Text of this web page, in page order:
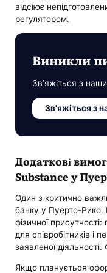
відсіює
регулятором.
Виникли
Зв’яжіться з
Зв'яжіться з
Додаткові
Substance у
Один з критично
банку у Пуерто-Рико.
фізичної
для співробітників і
заявленої
Якщо планується